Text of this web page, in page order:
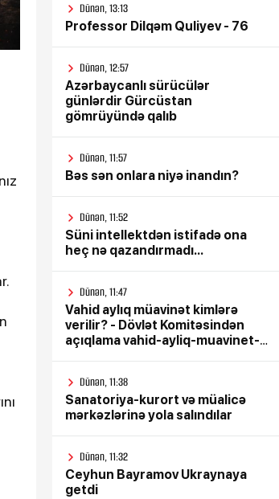
Dünən, 13:13
Professor Dilqəm Quliyev - 76
Dünən, 12:57
Azərbaycanlı sürücülər
günlərdir Gürcüstan
gömrüyündə qalıb
Dünən, 11:57
Bəs sən onlara niyə inandın?
Dünən, 11:52
Süni intellektdən istifadə ona
heç nə qazandırmadı...
Dünən, 11:47
Vahid aylıq müavinət kimlərə
verilir? - Dövlət Komitəsindən
açıqlama vahid-ayliq-muavinet-
Dünən, 11:38
Sanatoriya-kurort və müalicə
mərkəzlərinə yola salındılar
Dünən, 11:32
Ceyhun Bayramov Ukraynaya
getdi